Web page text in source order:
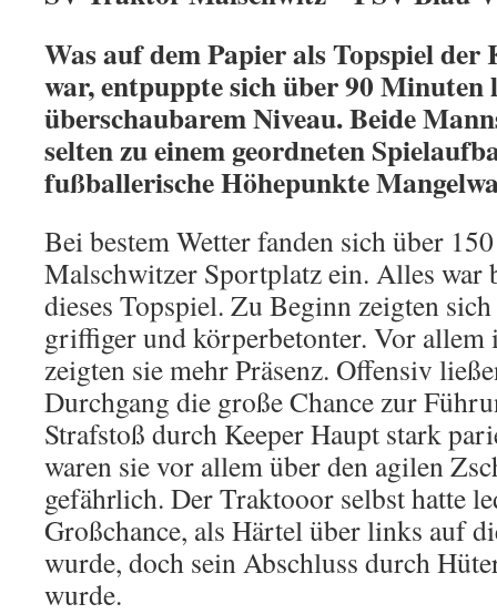
Was auf dem Papier als Topspiel
war, entpuppte sich über 90
überschaubarem Niveau. Beide
selten zu einem geordneten
fußballerische Höhepunkte
Bei bestem Wetter fanden sich über
Malschwitzer Sportplatz ein. Alles war
dieses Topspiel. Zu Beginn zeigten
griffiger und körperbetonter. Vor allem
zeigten sie mehr Präsenz. Offensiv
Durchgang die große Chance zur
Strafstoß durch Keeper Haupt stark
waren sie vor allem über den agilen
gefährlich. Der Traktooor selbst hatte
Großchance, als Härtel über links auf
wurde, doch sein Abschluss durch
wurde.